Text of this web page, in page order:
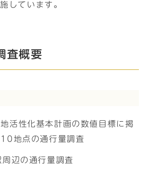
しています。
査概要
活性化基本計画の数値目標に掲
10地点の通行量調査
周辺の通行量調査